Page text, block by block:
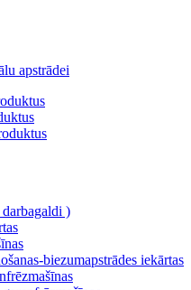
apstrādei
)
biezumapstrādes iekārtas